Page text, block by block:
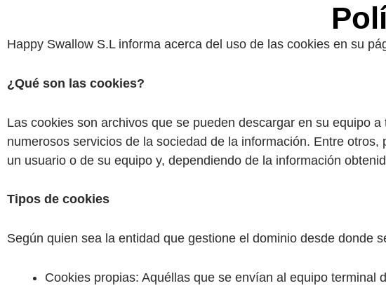
Happy Swallow S.L informa acerca del uso de las cookies en su
¿Qué son las cookies?
Las cookies son archivos que se pueden descargar en su equipo
numerosos servicios de la sociedad de la información. Entre
un usuario o de su equipo y, dependiendo de la información
Tipos de cookies
Según quien sea la entidad que gestione el dominio desde donde
Cookies propias: Aquéllas que se envían al equipo